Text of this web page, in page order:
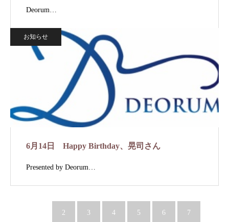
Deorum…
お知らせ
6月14日 Happy Birthday、晃司さん
Presented by Deorum…
2 3 4 5 6 7